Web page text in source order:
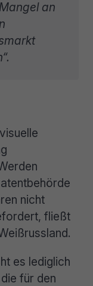
an
nicht
fließt
es lediglich
für den